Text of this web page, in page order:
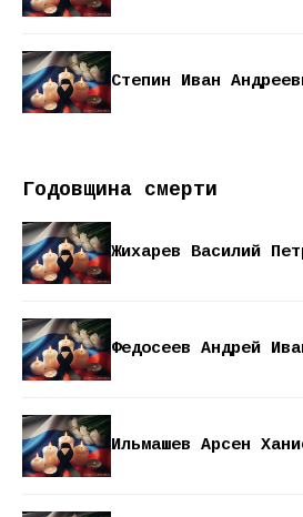
Степин Иван
Годовщина смерти
Жихарев Василий
Федосеев Андрей
Ильмашев Арсен